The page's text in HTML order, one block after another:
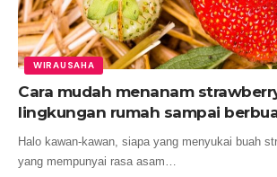
WIRAUSAHA
Cara mudah menanam
lingkungan rumah sampai
Halo kawan-kawan, siapa yang menyukai buah
yang mempunyai rasa asam